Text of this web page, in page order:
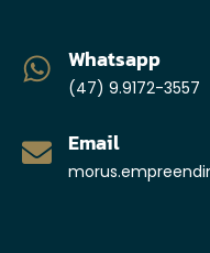
Whatsapp
(47) 9.9172-3557
Email